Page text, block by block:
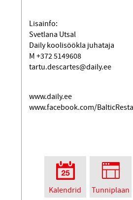
Lisainfo:
Svetlana Utsal
Daily koolisöökla juhataja
M +372 5149608
tartu.descartes@daily.ee
www.daily.ee
www.facebook.com/
Kalendrid Tunniplaan